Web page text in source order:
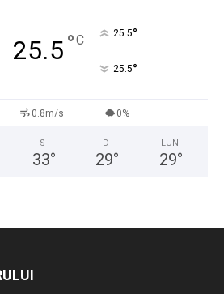
25.5°C 25.5°
25.5°
0.8m/s 0%
S
33°
D
29°
LUN
29°